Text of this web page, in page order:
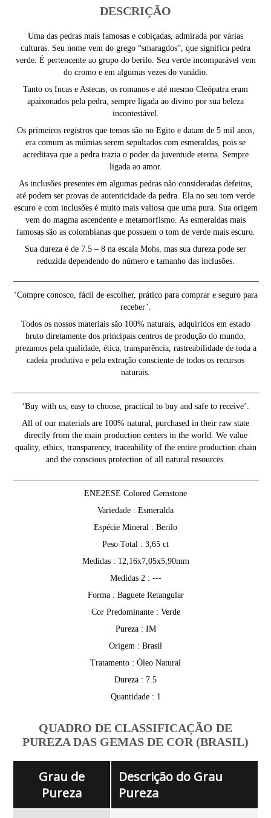
DESCRIÇÃO
Uma das pedras mais famosas e cobiçadas, admirada por várias
culturas. Seu nome vem do grego “smaragdos”, que significa pedra
verde. É pertencente ao grupo do berilo. Seu verde incomparável vem
do cromo e em algumas vezes do vanádio.
Tanto os Incas e Astecas, os romanos e até mesmo Cleópatra eram
apaixonados pela pedra, sempre ligada ao divino por sua beleza
incontestável.
Os primeiros registros que temos são no Egito e datam de 5 mil anos,
era comum as múmias serem sepultados com esmeraldas, pois se
acreditava que a pedra trazia o poder da juventude eterna. Sempre
ligada ao amor.
As inclusões presentes em algumas pedras não consideradas defeitos,
até podem ser provas de autenticidade da pedra. Ela no seu tom verde
escuro e com inclusões é muito mais valiosa que uma pura. Sua origem
vem do magma ascendente e metamorfismo. As esmeraldas mais
famosas são as colombianas que possuem o tom de verde mais escuro.
Sua dureza é de 7.5 – 8 na escala Mohs, mas sua dureza pode ser
reduzida dependendo do número e tamanho das inclusões.
‘Compre conosco, fácil de escolher, prático para comprar e seguro para
receber’.
Todos os nossos materiais são 100% naturais, adquiridos em estado
bruto diretamente dos principais centros de produção do mundo,
prezamos pela qualidade, ética, transparência, rastreabilidade de toda a
cadeia produtiva e pela extração consciente de todos os recursos
naturais.
‘Buy with us, easy to choose, practical to buy and safe to receive’.
All of our materials are 100% natural, purchased in their raw state
directly from the main production centers in the world. We value
quality, ethics, transparency, traceability of the entire production chain
and the conscious protection of all natural resources.
ENE2ESE Colored Gemstone
Variedade : Esmeralda
Espécie Mineral : Berilo
Peso Total : 3,65 ct
Medidas : 12,16x7,05x5,90mm
Medidas 2 : ---
Forma : Baguete Retangular
Cor Predominante : Verde
Pureza : IM
Origem : Brasil
Tratamento : Óleo Natural
Dureza : 7.5
Quantidade : 1
QUADRO DE CLASSIFICAÇÃO DE
PUREZA DAS GEMAS DE COR (BRASIL)
Grau de
Pureza
Descrição do Grau
Pureza